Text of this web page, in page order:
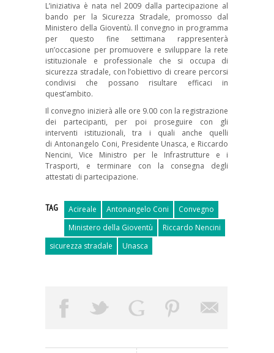
L’iniziativa è nata nel 2009 dalla partecipazione al
bando per la Sicurezza Stradale, promosso dal
Ministero della Gioventù. Il convegno in programma
per questo fine settimana rappresenterà
un’occasione per promuovere e sviluppare la rete
istituzionale e professionale che si occupa di
sicurezza stradale, con l’obiettivo di creare percorsi
condivisi che possano risultare efficaci in
quest’ambito.
Il convegno inizierà alle ore 9.00 con la registrazione
dei partecipanti, per poi proseguire con gli
interventi istituzionali, tra i quali anche quelli
di Antonangelo Coni, Presidente Unasca, e Riccardo
Nencini, Vice Ministro per le Infrastrutture e i
Trasporti, e terminare con la consegna degli
attestati di partecipazione.
TAG Acireale Antonangelo Coni
Convegno
Ministero della Gioventù
Riccardo Nencini
sicurezza stradale
Unasca